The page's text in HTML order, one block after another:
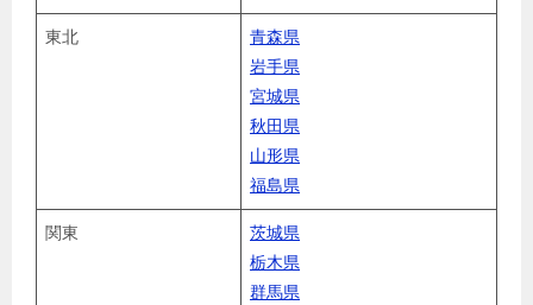
東北
青森県
岩手県
宮城県
秋田県
山形県
福島県
関東
茨城県
栃木県
群馬県